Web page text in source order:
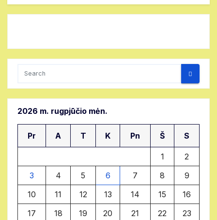
2026 m. rugpjūčio mėn.
Pr A T K Pn Š S
1
2
3
4 5 6 7 8
9
10
11 12 13 14 15
16
17
18 19 20 21 22
23